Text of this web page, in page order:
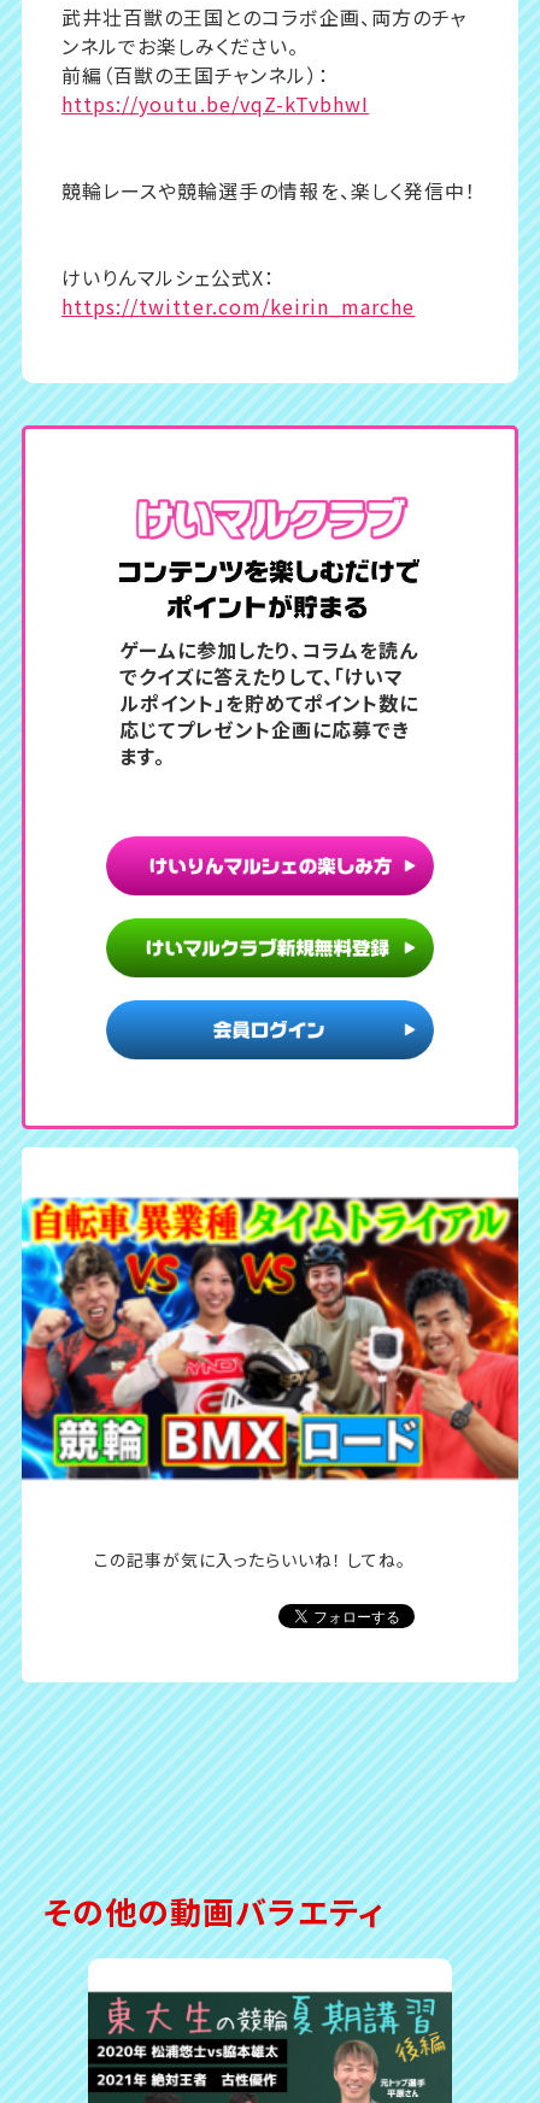
武井壮百獣の王国とのコラボ企画、両方のチャ
ンネルでお楽しみください。
前編（百獣の王国チャンネル）：
https://youtu.be/vqZ-kTvbhwI
競輪レースや競輪選手の情報を、楽しく発信中！
けいりんマルシェ公式X：
https://twitter.com/keirin_marche
コンテン
ゲームに参加したり、コラムを読ん
でクイズに答えたりして、 「けいマ
ルポイント」を貯めてポイント数に
応じてプレゼント企画に応募でき
ます。
この記事が気に入ったらいいね！ してね。
その他の動画バラエティ